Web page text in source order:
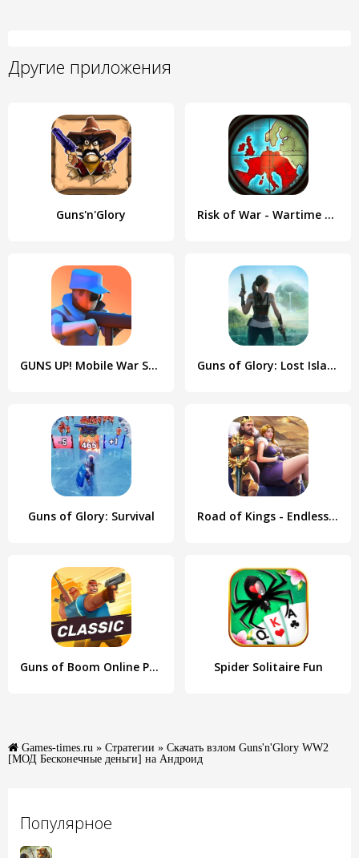
Популярное
Другие приложения
Guns'n'Glory Risk of War - Wartime Glory
GUNS UP! Mobile War Strategy Guns of Glory: Lost Island
Guns of Glory: Survival Road of Kings - Endless Glory
Guns of Boom Online PvP Action Spider Solitaire Fun
Games-times.ru » Стратегии » Скачать взлом Guns'n'Glory WW2
[МОД Бесконечные деньги] на Андроид